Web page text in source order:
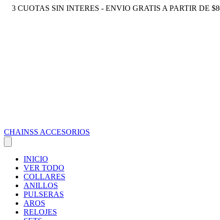
3 CUOTAS SIN INTERES - ENVIO GRATIS A PARTIR DE
CHAINSS ACCESORIOS
INICIO
VER TODO
COLLARES
ANILLOS
PULSERAS
AROS
RELOJES